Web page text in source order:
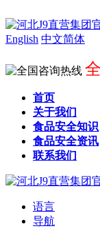
English 中文简体
首页
关于我们
食品安全知识
食品安全资讯
联系我们
语言
导航